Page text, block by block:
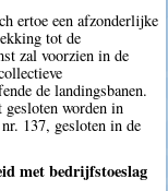
ertoe een afzonderlijke
tot de
zal voorzien in de
de landingsbanen.
gesloten worden in
137, gesloten in de
met bedrijfstoeslag